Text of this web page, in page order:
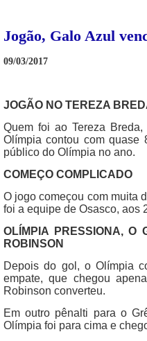
Jogão, Galo Azul
09/03/2017
JOGÃO NO TEREZA
Quem foi ao Tereza
Olímpia contou com quase
público do Olímpia no ano.
COMEÇO COMPLICADO
O jogo começou com muita
foi a equipe de Osasco, aos
OLÍMPIA PRESSIONA, O
ROBINSON
Depois do gol, o Olímpia
empate, que chegou
Robinson converteu.
Em outro pênalti para o
Olímpia foi para cima e